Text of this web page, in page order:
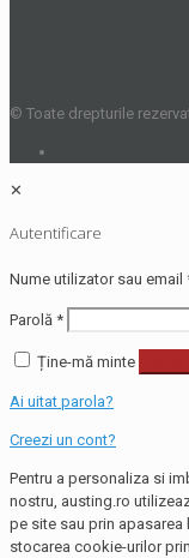
© Toate drepturile
✕
Autentificare
Nume utilizator sau email
Parolă *
Ține-mă minte
Ai uitat parola?
Creezi un cont?
Pentru a personaliza si
nostru, austing.ro
pe site sau prin
stocarea cookie-urilor